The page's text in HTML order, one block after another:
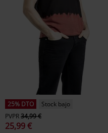
25% DTO
Stock bajo
PVPR34,99 €
25,99 €